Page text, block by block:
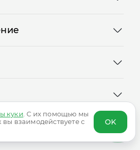
куки . С их помощью мы
взаимодействуете с
OK